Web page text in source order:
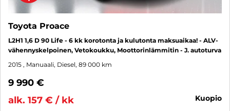
Toyota Proace
L2H1 1,6 D 90 Life - 6 kk korotonta ja kulutonta maksuaikaa! - ALV-
vähennyskelpoinen, Vetokoukku, Moottorinlämmitin - J. autoturva
2015 , Manuaali, Diesel, 89 000 km
9 990 €
alk. 157 € / kk
kuopio